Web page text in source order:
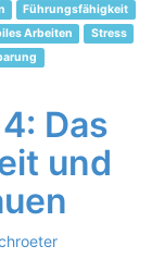
Führungsfähigkeit
Arbeiten
Stress
Das
und